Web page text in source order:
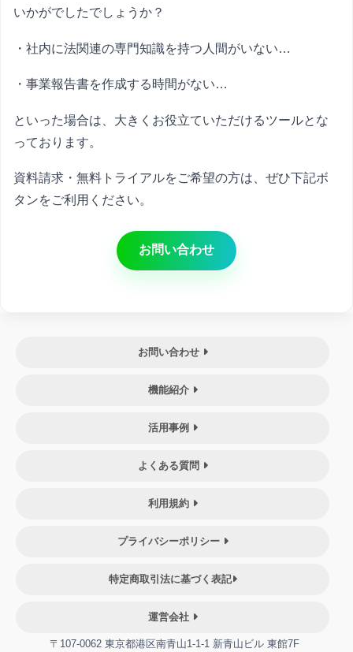
いかがでしたでしょうか？
・社内に法関連の専門知識を持つ人間がいない…
・事業報告書を作成する時間がない…
といった場合は、大きくお役立ていただけるツールとな
っております。
資料請求・無料トライアルをご希望の方は、ぜひ下記ボ
タンをご利用ください。
お問い合わせ
お問い合わせ
機能紹介
活用事例
よくある質問
利用規約
プライバシーポリシー
特定商取引法に基づく表記
運営会社
〒107-0062 東京都港区南青山1-1-1 新青山ビル 東館7F